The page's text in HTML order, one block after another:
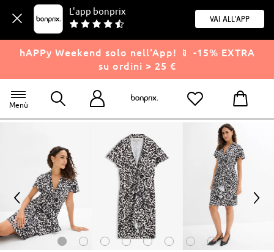
L'app bonprix
Vai all'app
hAPPy Weekend solo nell'App! 📱 -15% EXTRA
su ordini > 25 €
Menù
< >